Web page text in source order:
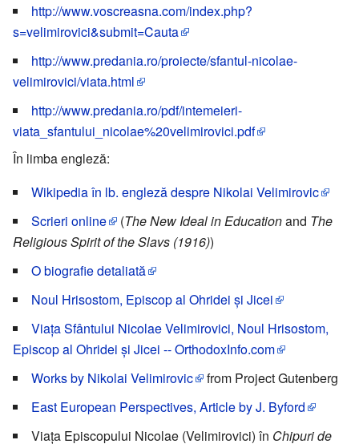
http://www.voscreasna.com/index.php?
s=velimirovici&submit=Cauta
http://www.predania.ro/proiecte/sfantul-nicolae-
velimirovici/viata.html
http://www.predania.ro/pdf/intemeieri-
viata_sfantului_nicolae%20velimirovici.pdf
În limba engleză:
Wikipedia în lb. engleză despre Nikolai Velimirovic
Scrieri online
(The New Ideal in Educationand The
Religious Spirit of the Slavs (1916))
O biografie detaliată
Noul Hrisostom, Episcop al Ohridei și Jicei
Viața Sfântului Nicolae Velimirovici, Noul Hrisostom,
Episcop al Ohridei și Jicei -- OrthodoxInfo.com
Works by Nikolai Velimirovic
from Project Gutenberg
East European Perspectives, Article by J. Byford
Viața Episcopului Nicolae (Velimirovici) în Chipuri de